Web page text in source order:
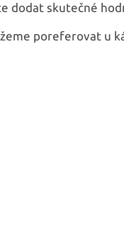
dodat skutečné
poreferovat u